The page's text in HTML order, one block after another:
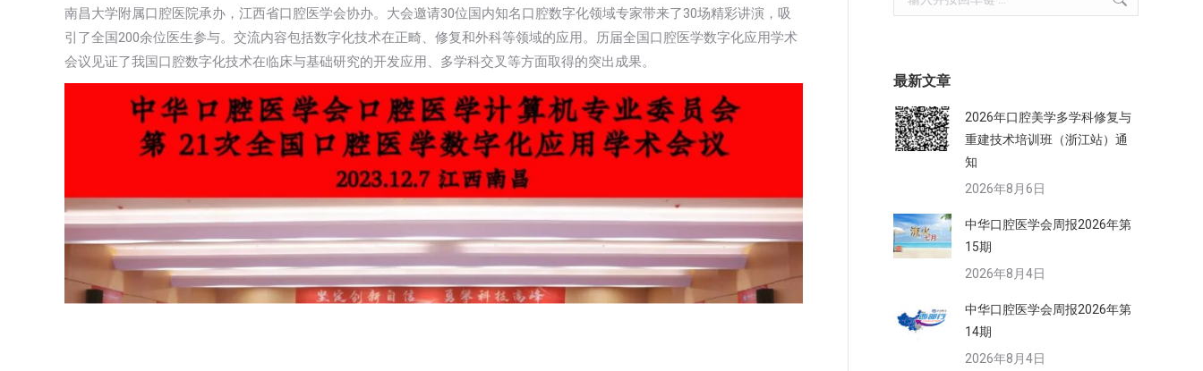
南昌大学附属口腔医院承办，江西省口腔医学会协办。大会邀请30位国内知名口腔数字化领域专家带来了30场精彩讲演，吸
引了全国200余位医生参与。交流内容包括数字化技术在正畸、修复和外科等领域的应用。历届全国口腔医学数字化应用学术
会议见证了我国口腔数字化技术在临床与基础研究的开发应用、多学科交叉等方面取得的突出成果。
最新文章
2026年口腔美学多学科修复与
重建技术培训班（浙江站）通
知
2026年8月6日
中华口腔医学会周报2026年第
15期
2026年8月4日
中华口腔医学会周报2026年第
14期
2026年8月4日